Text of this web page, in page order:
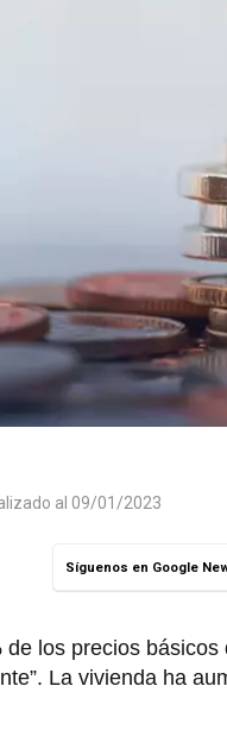
al 09/01/2023
Síguenos en Google
los precios
La vivienda ha